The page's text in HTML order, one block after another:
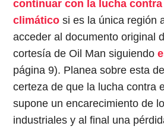
continuar con la lucha
climático si es la única región
acceder al documento original
cortesía de Oil Man siguiendo
página 9). Planea sobre esta
certeza de que la lucha contra
supone un encarecimiento de
industriales y al final una